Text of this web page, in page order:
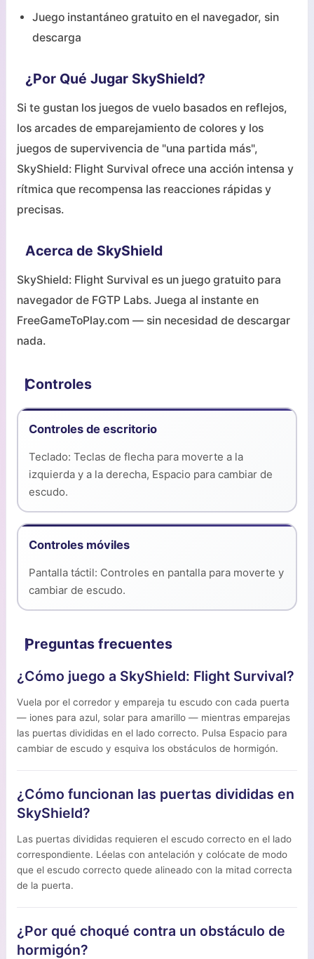
Juego instantáneo gratuito en el navegador, sin
descarga
¿Por Qué Jugar SkyShield?
Si te gustan los juegos de vuelo basados en reflejos,
los arcades de emparejamiento de colores y los
juegos de supervivencia de "una partida más",
SkyShield: Flight Survival ofrece una acción intensa y
rítmica que recompensa las reacciones rápidas y
precisas.
Acerca de SkyShield
SkyShield: Flight Survival es un juego gratuito para
navegador de FGTP Labs. Juega al instante en
FreeGameToPlay.com — sin necesidad de descargar
nada.
Controles
Controles de escritorio
Teclado: Teclas de flecha para moverte a la
izquierda y a la derecha, Espacio para cambiar de
escudo.
Controles móviles
Pantalla táctil: Controles en pantalla para moverte y
cambiar de escudo.
Preguntas frecuentes
¿Cómo juego a SkyShield: Flight Survival?
Vuela por el corredor y empareja tu escudo con cada puerta
— iones para azul, solar para amarillo — mientras emparejas
las puertas divididas en el lado correcto. Pulsa Espacio para
cambiar de escudo y esquiva los obstáculos de hormigón.
¿Cómo funcionan las puertas divididas en
SkyShield?
Las puertas divididas requieren el escudo correcto en el lado
correspondiente. Léelas con antelación y colócate de modo
que el escudo correcto quede alineado con la mitad correcta
de la puerta.
¿Por qué choqué contra un obstáculo de
hormigón?